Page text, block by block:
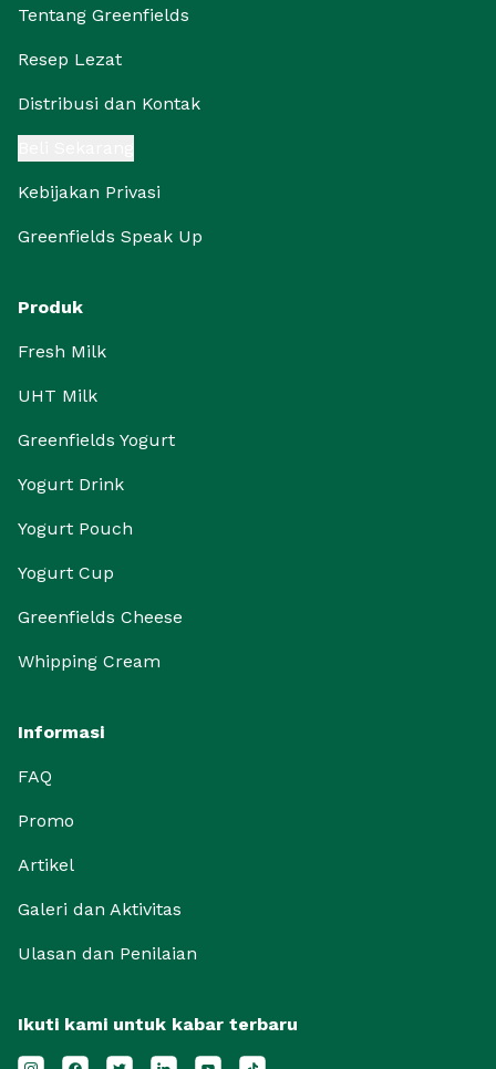
Tentang Greenfields
Resep Lezat
Distribusi dan Kontak
Kebijakan Privasi
Greenfields Speak Up
Produk
Fresh Milk
UHT Milk
Greenfields Yogurt
Yogurt Drink
Yogurt Pouch
Yogurt Cup
Greenfields Cheese
Whipping Cream
Informasi
FAQ
Promo
Artikel
Galeri dan Aktivitas
Ulasan dan Penilaian
Ikuti kami untuk kabar terbaru